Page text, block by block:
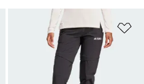
Añadir a la lista de deseos